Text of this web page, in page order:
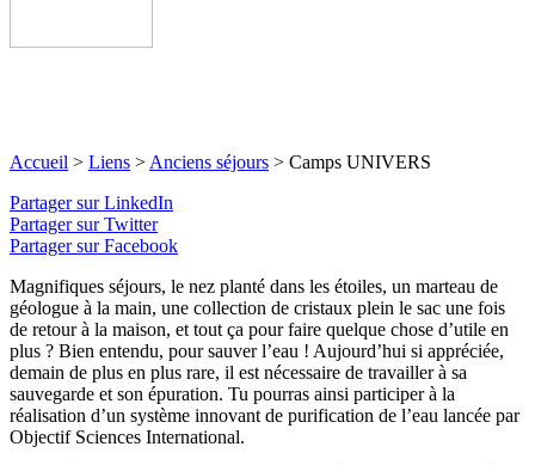
Accueil > Liens > Anciens séjours > Camps UNIVERS
Partager sur LinkedIn
Partager sur Twitter
Partager sur Facebook
Magnifiques séjours, le nez planté dans les étoiles, un marteau de
géologue à la main, une collection de cristaux plein le sac une fois
de retour à la maison, et tout ça pour faire quelque chose d’utile en
plus ? Bien entendu, pour sauver l’eau ! Aujourd’hui si appréciée,
demain de plus en plus rare, il est nécessaire de travailler à sa
sauvegarde et son épuration. Tu pourras ainsi participer à la
réalisation d’un système innovant de purification de l’eau lancée par
Objectif Sciences International.